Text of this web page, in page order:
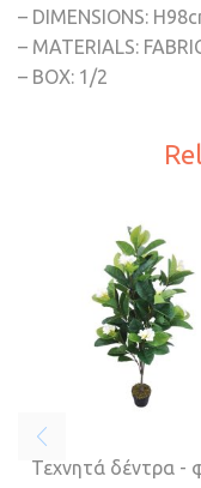
– DIMENSIONS:
– MATERIALS:
– BOX: 1/2
Τεχνητά δέντρα -